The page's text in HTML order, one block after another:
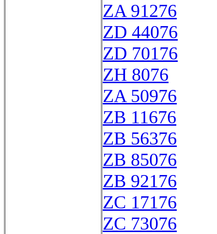
ZA 91276
ZD 44076
ZD 70176
ZH 8076
ZA 50976
ZB 11676
ZB 56376
ZB 85076
ZB 92176
ZC 17176
ZC 73076